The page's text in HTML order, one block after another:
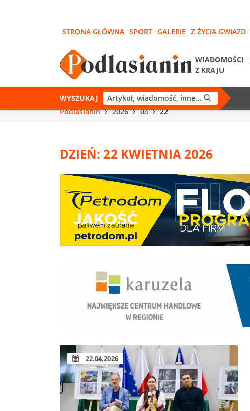
STRONA GŁÓWNA SPORT GALERIE Z ŻYCIA GWIAZD
WIADOMOŚCI
Z KRAJU
WYSZUKAJ
Podlasianin
2026 04 22
DZIEŃ: 22 KWIETNIA 2026
22.04.2026